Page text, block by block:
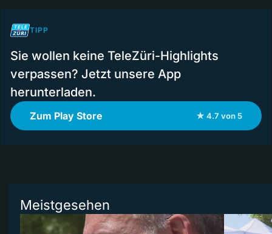
TIPP
Sie wollen keine TeleZüri-Highlights
verpassen? Jetzt unsere App
herunterladen.
Zum Play Store ★ 4.7 von 5
Meistgesehen